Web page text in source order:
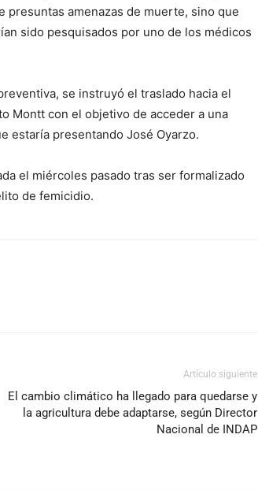
presuntas amenazas de muerte, sino que
sido pesquisados por uno de los médicos
se instruyó el traslado hacia el
Montt con el objetivo de acceder a una
estaría presentando José Oyarzo.
el miércoles pasado tras ser formalizado
de femicidio.
Artículo siguiente
El cambio climático ha llegado para quedarse y
la agricultura debe adaptarse, según Director
Nacional de INDAP